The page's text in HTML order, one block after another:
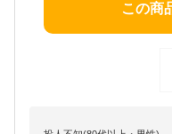
この商